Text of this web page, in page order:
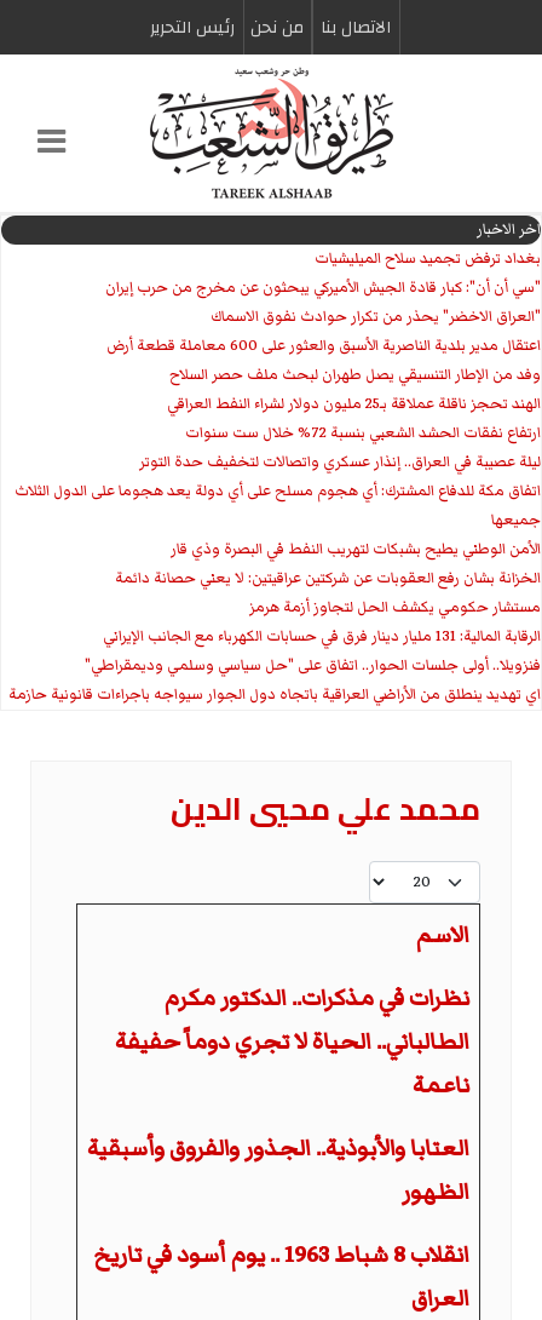
الاتصال بنا من نحن رئیس التحریر
اخر الاخبار
بغداد ترفض تجميد سلاح الميليشيات
"سي أن أن": كبار قادة الجيش الأميركي يبحثون عن مخرج من حرب إيران
"العراق الاخضر" يحذر من تكرار حوادث نفوق الاسماك
اعتقال مدير بلدية الناصرية الأسبق والعثور على 600 معاملة قطعة أرض
وفد من الإطار التنسيقي يصل طهران لبحث ملف حصر السلاح
الهند تحجز ناقلة عملاقة بـ25 مليون دولار لشراء النفط العراقي
ارتفاع نفقات الحشد الشعبي بنسبة 72% خلال ست سنوات
ليلة عصيبة في العراق.. إنذار عسكري واتصالات لتخفيف حدة التوتر
‏اتفاق مكة للدفاع المشترك: أي هجوم مسلح على أي دولة يعد هجوما على الدول الثلاث
جميعها
الأمن الوطني يطيح بشبكات لتهريب النفط في البصرة وذي قار
الخزانة بشان رفع العقوبات عن شركتين عراقيتين: لا يعني حصانة دائمة
مستشار حكومي يكشف الحل لتجاوز أزمة هرمز
الرقابة المالية: 131 مليار دينار فرق في حسابات الكهرباء مع الجانب الإيراني
فنزويلا.. أولى جلسات الحوار.. اتفاق على "حل سياسي وسلمي وديمقراطي"
اي تهديد ينطلق من الأراضي العراقية باتجاه دول الجوار سيواجه باجراءات قانونية حازمة
محمد علي محيي الدين
عدد الإظهارات:
الاسم
نظرات في مذكرات.. الدكتور مكرم
الطالباني.. الحياة لا تجري دوماً حفيفة
ناعمة
العتابا والأبوذية.. الجذور والفروق وأسبقية
الظهور
انقلاب 8 شباط 1963 .. يوم أسود في تاريخ
العراق